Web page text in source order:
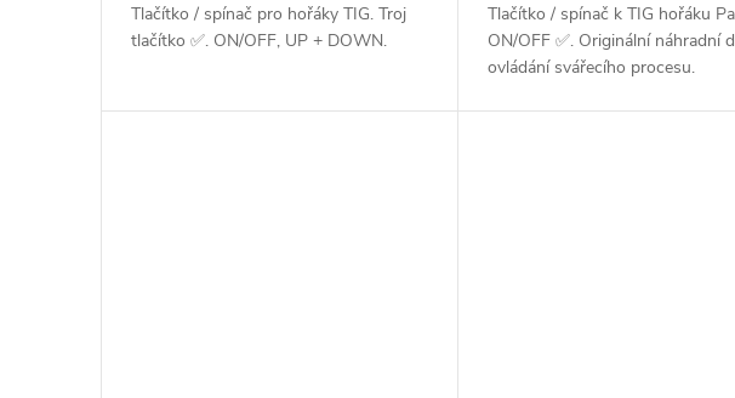
Tlačítko / spínač pro hořáky TIG. Troj
tlačítko ✅. ON/OFF, UP + DOWN.
Tlačítko / spínač k TIG hořáku
ON/OFF ✅. Originální náhradní
ovládání svářecího procesu.